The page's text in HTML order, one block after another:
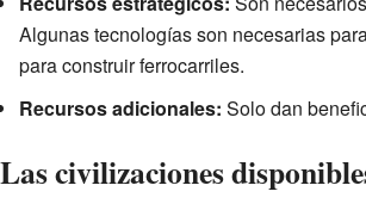
Algunas tecnologías son necesarias
para construir ferrocarriles.
Recursos adicionales: Solo dan
Las civilizaciones